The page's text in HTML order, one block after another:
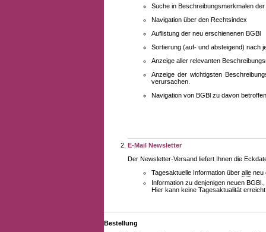
Suche in Beschreibungsmerkmalen
Navigation über den Rechtsindex
Auflistung der neu erschienenen BGBl
Sortierung (auf- und absteigend) nach
Anzeige aller relevanten
Anzeige der wichtigsten
verursachen.
Navigation von BGBl zu davon
E-Mail Newsletter
Der Newsletter-Versand liefert Ihnen die
Tagesaktuelle Information über alle neu
Information zu denjenigen neuen
Hier kann keine Tagesaktualität
Bestellung